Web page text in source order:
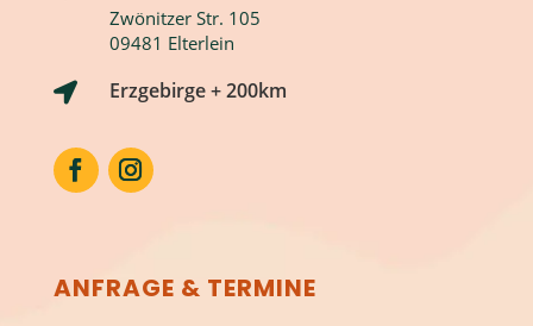
Zwönitzer Str. 105
09481 Elterlein
 Erzgebirge + 200km
ANFRAGE & TERMINE